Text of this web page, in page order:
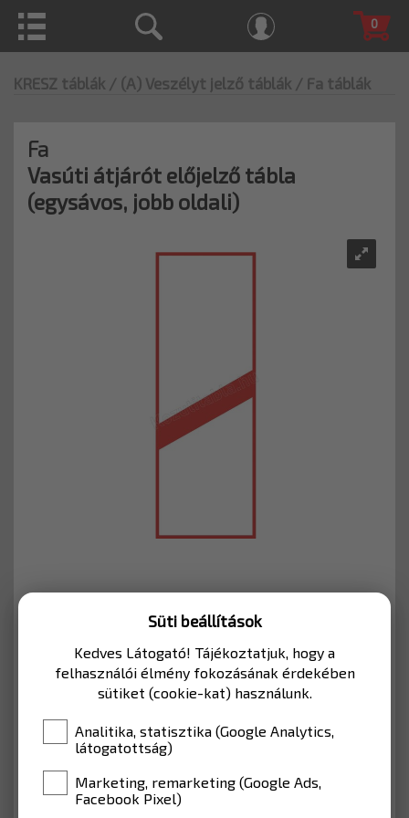
0
KRESZ táblák / (A) Veszélyt jelző táblák / Fa táblák
Fa
Vasúti átjárót előjelző tábla
(egysávos, jobb oldali)
Cikkszám: A050-F350HI
MÉRET 350*1000
25 425 Ft
Nettó: 20 020 Ft
Süti beállítások
Kedves Látogató! Tájékoztatjuk, hogy a
felhasználói élmény fokozásának érdekében
sütiket (cookie-kat) használunk.
Analitika, statisztika (Google Analytics,
látogatottság)
Marketing, remarketing (Google Ads,
Facebook Pixel)